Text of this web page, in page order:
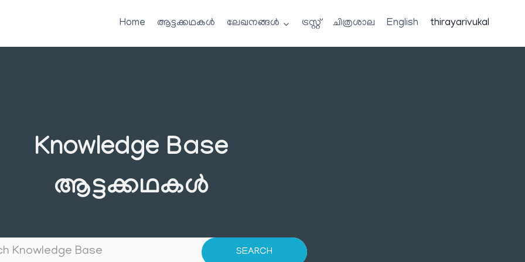
Home ആട്ടക്കഥകൾ ലേഖനങ്ങൾ ട്രസ്റ്റ് ചിത്രശാല English thirayarivukal
Knowledge Base
ആട്ടക്കഥകൾ